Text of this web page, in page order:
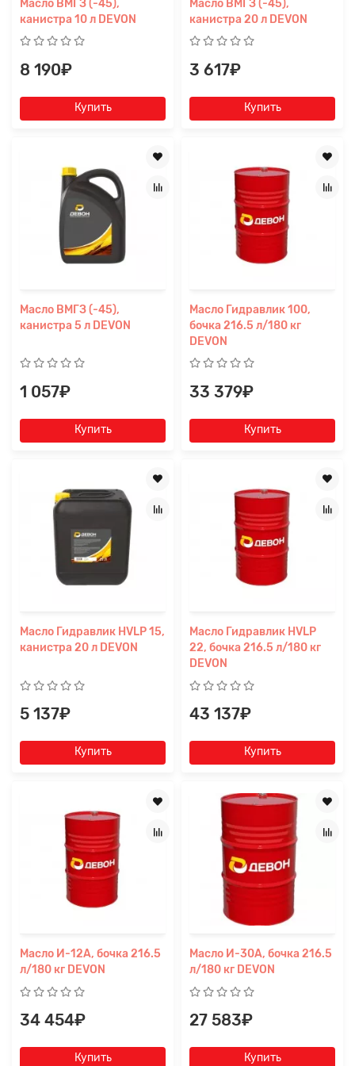
Масло ВМГЗ (-45),
канистра 10 л DEVON
8 190₽
Купить
Масло ВМГЗ (-45),
канистра 20 л DEVON
3 617₽
Купить
Масло ВМГЗ (-45),
канистра 5 л DEVON
1 057₽
Купить
Масло Гидравлик 100,
бочка 216.5 л/180 кг
DEVON
33 379₽
Купить
Масло Гидравлик HVLP 15,
канистра 20 л DEVON
5 137₽
Купить
Масло Гидравлик HVLP
22, бочка 216.5 л/180 кг
DEVON
43 137₽
Купить
Масло И-12А, бочка 216.5
л/180 кг DEVON
34 454₽
Купить
Масло И-30А, бочка 216.5
л/180 кг DEVON
27 583₽
Купить